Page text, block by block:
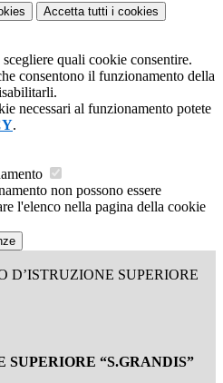
Accetta tutti i cookies
quali cookie consentire.
consentono il funzionamento della
necessari al funzionamento potete
.
non possono essere
l'elenco nella pagina della cookie
D’ISTRUZIONE SUPERIORE
“S.GRANDIS”